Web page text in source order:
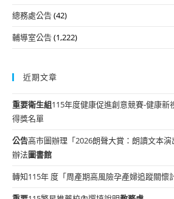
總務處公告(42)
輔導室公告(1,222)
近期文章
重要衛生組115年度健康促進創意競賽-健康
得獎名單
公告高市圖辦理「2026朗聲大賞：朗讀文本
辦法圖書館
轉知115年 度「周產期高風險孕產婦追蹤關懷